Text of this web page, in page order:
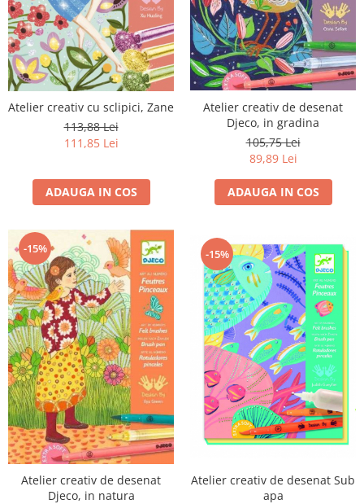
Atelier creativ cu sclipici, Zane
113,88 Lei
111,85 Lei
ADAUGA IN COS
Atelier creativ de desenat
Djeco, in gradina
105,75 Lei
89,89 Lei
ADAUGA IN COS
-15%
Atelier creativ de desenat
Djeco, in natura
-15%
Atelier creativ de desenat Sub
apa